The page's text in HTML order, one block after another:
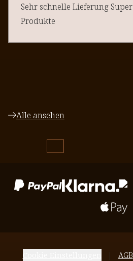
Sehr schnelle Lieferung Super
Produkte
Alle ansehen
AGB